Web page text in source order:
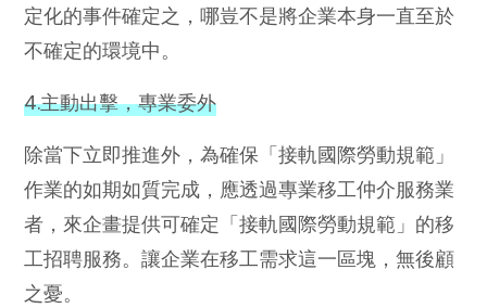
定化的事件確定之，哪豈不是將企業本身一直至於
不確定的環境中。
4.主動出擊，專業委外
除當下立即推進外，為確保「接軌國際勞動規範」
作業的如期如質完成，應透過專業移工仲介服務業
者，來企畫提供可確定「接軌國際勞動規範」的移
工招聘服務。讓企業在移工需求這一區塊，無後顧
之憂。